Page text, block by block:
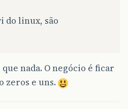
do linux, são
nada. O negócio é ficar
zeros e uns.